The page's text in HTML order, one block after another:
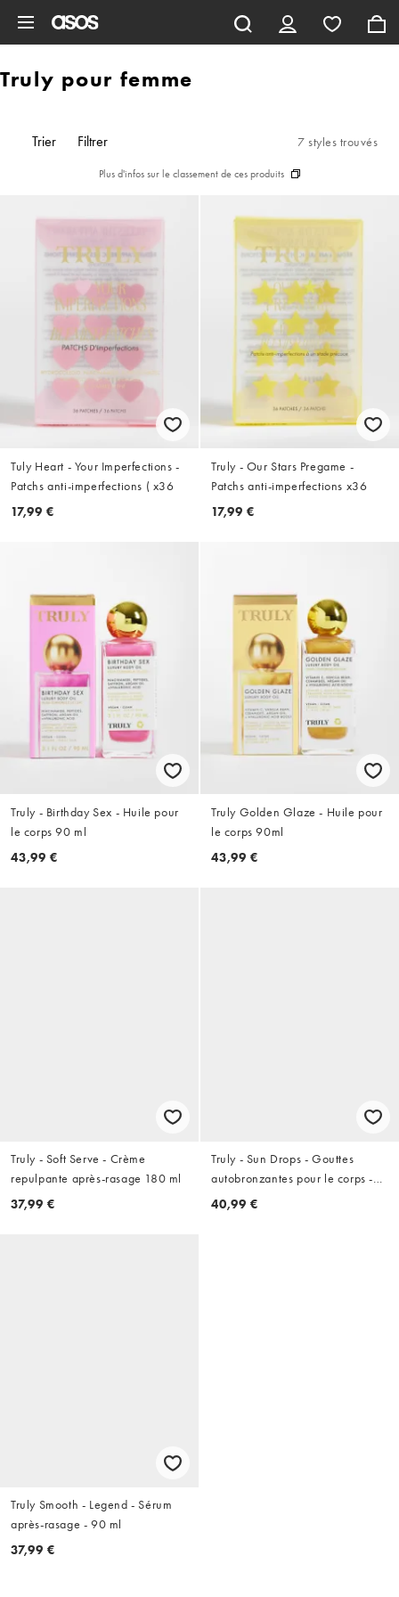
Truly pour femme
Trier Filtrer 7 styles trouvés
Plus d'infos sur le classement de ces produits
Tuly Heart - Your Imperfections -
Patchs anti-imperfections ( x36
17,99 €
Truly - Our Stars Pregame -
Patchs anti-imperfections x36
17,99 €
Truly - Birthday Sex - Huile pour
le corps 90 ml
43,99 €
Truly Golden Glaze - Huile pour
le corps 90ml
43,99 €
Truly - Soft Serve - Crème
repulpante après-rasage 180 ml
37,99 €
Truly - Sun Drops - Gouttes
autobronzantes pour le corps -
Bronze Body Glow - 90 ml
40,99 €
Truly Smooth - Legend - Sérum
après-rasage - 90 ml
37,99 €